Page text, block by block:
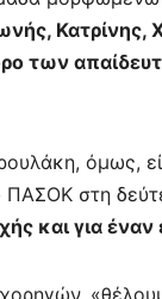
Κατρίνης,
των
όμως,
ΠΑΣΟΚ στη
και για